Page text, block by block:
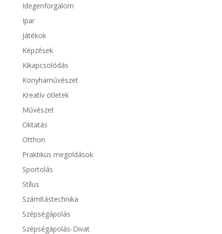
Idegenforgalom
Ipar
Játékok
Képzések
Kikapcsolódás
Konyhaművészet
Kreatív ötletek
Művészet
Oktatás
Otthon
Praktikus megoldások
Sportolás
Stílus
Számítástechnika
Szépségápolás
Szépségápolás-Divat